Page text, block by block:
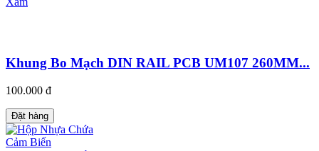
Khung Bo Mạch DIN RAIL PCB UM107 260MM...
100.000 đ
Đặt hàng